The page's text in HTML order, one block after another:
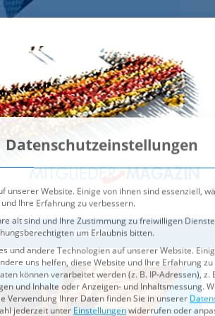
VIDEOS
unserer Website. Einige von ihnen sind essenziell,
Ihre Erfahrung zu verbessern.
alt sind und Ihre Zustimmung zu freiwilligen
und andere Technologien auf unserer Website.
uns helfen, diese Website und Ihre Erfahrung zu
können verarbeitet werden (z. B. IP-Adressen), z.
Verwendung Ihrer Daten finden Sie in unserer
jederzeit unterEinstellungenwiderrufen oder
Service-Gruppen, für die eine
Speichern
Alle akzeptieren